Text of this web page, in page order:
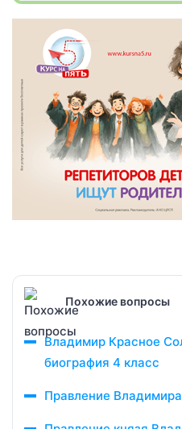
Похожие вопросы
Владимир Красное
биография 4 класс
Правление